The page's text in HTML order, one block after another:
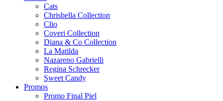
Cats
Chrisbella Collection
Clio
Coveri Collection
Diana & Co Collection
La Matilda
Nazareno Gabrielli
Regina Schrecker
Sweet Candy
Promos
Promo Final Piel